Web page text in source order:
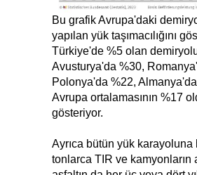
Bu grafik Avrupa'daki
yapılan yük taşımacılığını
Türkiye'de %5 olan demiryolu
Avusturya'da %30,
Polonya'da %22,
Avrupa ortalamasının %17
gösteriyor.
Ayrıca bütün yük karayoluna
tonlarca TIR ve kamyonların